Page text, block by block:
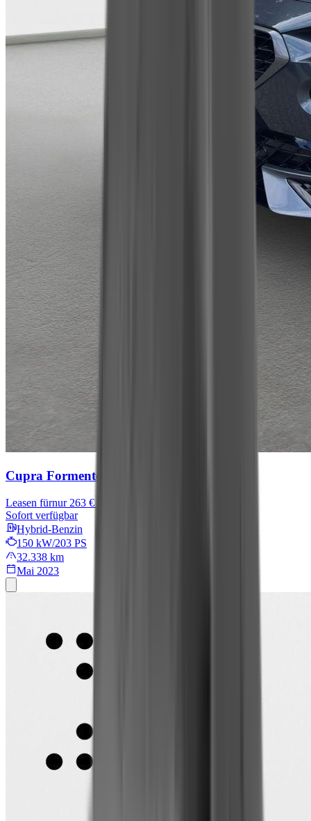
Cupra Formentor
Leasen fürnur 263 € mtl.
Sofort verfügbar
Hybrid-Benzin
150 kW/203 PS
32.338 km
Mai 2023